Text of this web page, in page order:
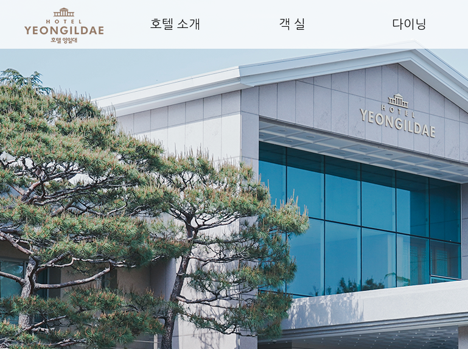
호텔 소개 객 실 다이닝